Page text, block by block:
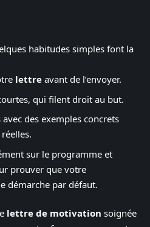
habitudes simples font la
lettre avant de l’envoyer.
qui filent droit au but.
des exemples concrets
sur le programme et
prouver que votre
démarche par défaut.
lettre de motivation soignée